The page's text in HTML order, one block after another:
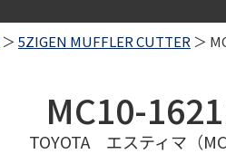
＞5ZIGEN MUFFLER CUTTER ＞
MC10-
TOYOTA エスティマ（